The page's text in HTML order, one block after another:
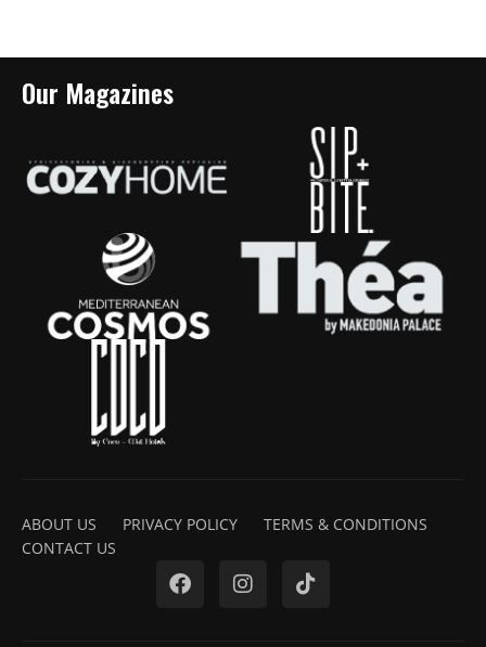
Our Magazines
ABOUT US PRIVACY POLICY
TERMS & CONDITIONS
CONTACT US